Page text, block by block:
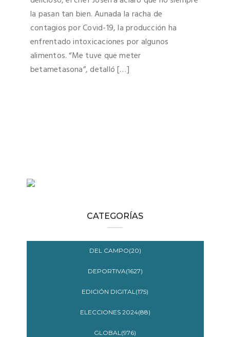
la pasan tan bien. Aunada la racha de
contagios por Covid-19, la producción ha
enfrentado intoxicaciones por algunos
alimentos. “Me tuve que meter
betametasona”, detalló […]
CATEGORÍAS
DEL CAMPO(20)
DEPORTIVA(1627)
EDICIÓN DIGITAL(175)
ELECCIONES 2024(88)
GLOBAL(976)